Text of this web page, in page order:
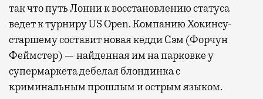
Бизнес-зал становится местом, где можно
провести переговоры, поработать или просто
выпить кофе, наблюдая сквозь панорамные
окна за тем, как взлетают и садятся
самолеты. В Москве нет недостатка
так что путь Лонни к восстановлению статуса
ведет к турниру US Open. Компанию Хокинсу-
старшему составит новая кедди Сэм (Форчун
Феймстер) — найденная им на парковке у
супермаркета дебелая блондинка с
криминальным прошлым и острым языком.